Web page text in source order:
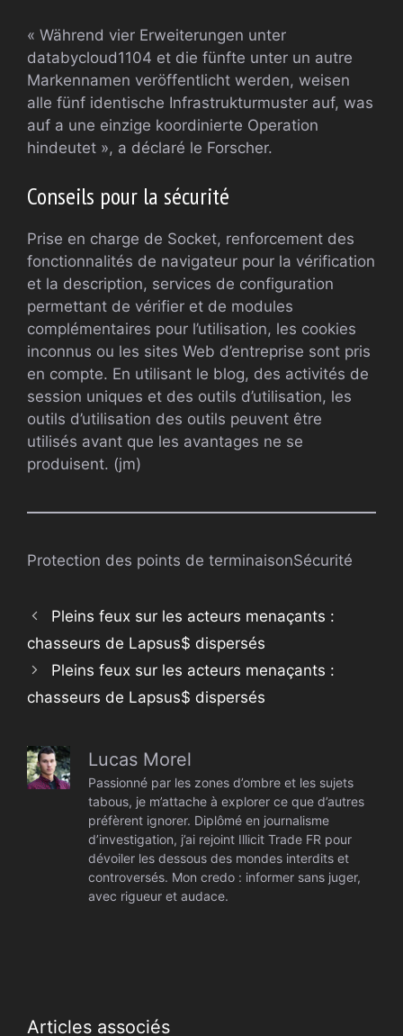
« Während vier Erweiterungen unter
databycloud1104 et die fünfte unter un autre
Markennamen veröffentlicht werden, weisen
alle fünf identische Infrastrukturmuster auf, was
auf a une einzige koordinierte Operation
hindeutet », a déclaré le Forscher.
Conseils pour la sécurité
Prise en charge de Socket, renforcement des
fonctionnalités de navigateur pour la vérification
et la description, services de configuration
permettant de vérifier et de modules
complémentaires pour l’utilisation, les cookies
inconnus ou les sites Web d’entreprise sont pris
en compte. En utilisant le blog, des activités de
session uniques et des outils d’utilisation, les
outils d’utilisation des outils peuvent être
utilisés avant que les avantages ne se
produisent. (jm)
Protection des points de terminaisonSécurité
Pleins feux sur les acteurs menaçants :
chasseurs de Lapsus$ dispersés
Pleins feux sur les acteurs menaçants :
chasseurs de Lapsus$ dispersés
Lucas Morel
Passionné par les zones d’ombre et les sujets
tabous, je m’attache à explorer ce que d’autres
préfèrent ignorer. Diplômé en journalisme
d’investigation, j’ai rejoint Illicit Trade FR pour
dévoiler les dessous des mondes interdits et
controversés. Mon credo : informer sans juger,
avec rigueur et audace.
Articles associés